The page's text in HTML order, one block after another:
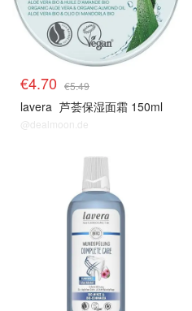
€4.70 €5.49
lavera 芦荟保湿面霜 150ml
@dealmoon.de